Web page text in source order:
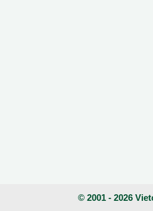
© 2001 - 2026